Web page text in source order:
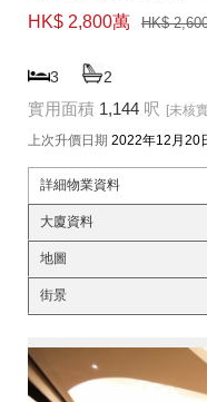
HK$ 2,800萬
HK$
3 2
實用面積 1,144 呎 [未核
上次升價日期 2022年12月20
詳細物業資料
大廈資料
地圖
街景